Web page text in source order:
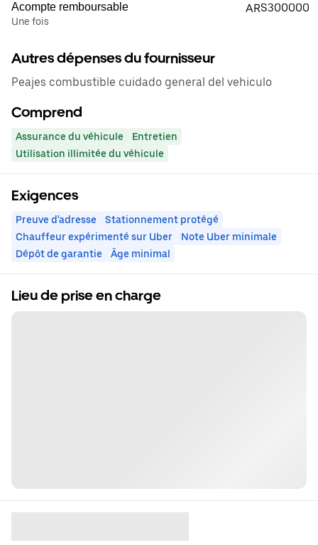
Acompte remboursable
Une fois
ARS300000
Autres dépenses du fournisseur
Peajes combustible cuidado general del vehiculo
Comprend
Assurance du véhicule
Entretien
Utilisation illimitée du véhicule
Exigences
Preuve d'adresse
Stationnement protégé
Chauffeur expérimenté sur Uber
Note Uber minimale
Dépôt de garantie
Âge minimal
Lieu de prise en charge